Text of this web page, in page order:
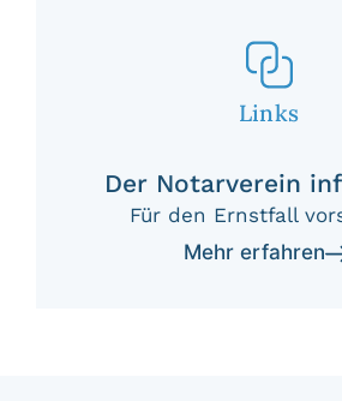
Links
Der Notarverein
Für den Ernstfall
Mehr erfahren